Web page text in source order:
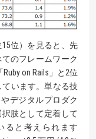
位）を見ると、先
のフレームワーク
on Rails」と2位
ています。単なる技
デジタルプロダク
肢として定着して
ると考えられます